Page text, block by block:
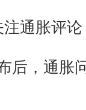
通胀评论
，通胀